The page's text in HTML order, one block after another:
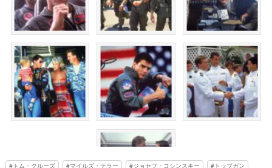
トム・クルーズ マイルズ・テラー ジョセフ・コシンスキー
トップガン